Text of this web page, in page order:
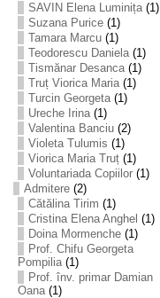
SAVIN Elena Luminița(1)
Suzana Purice(1)
Tamara Marcu(1)
Teodorescu Daniela(1)
Tismănar Desanca(1)
Truț Viorica Maria(1)
Turcin Georgeta(1)
Ureche Irina(1)
Valentina Banciu(2)
Violeta Tulumis (1)
Viorica Maria Truț(1)
Voluntariada Copiilor(1)
Admitere(2)
Cătălina Tirim (1)
Cristina Elena Anghel (1)
Doina Mormenche(1)
Prof. Chifu Georgeta
Pompilia(1)
Prof. înv. primar Damian
Oana(1)